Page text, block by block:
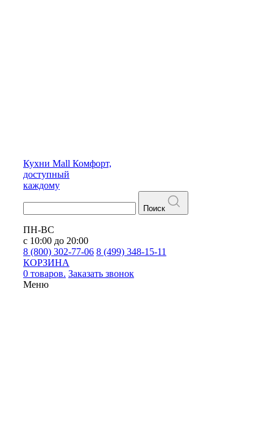
Кухни Mall Комфорт,
доступный
каждому
Поиск
ПН-ВС
с 10:00 до 20:00
8 (800) 302-77-06 8 (499) 348-15-11
КОРЗИНА
0 товаров. Заказать звонок
Меню